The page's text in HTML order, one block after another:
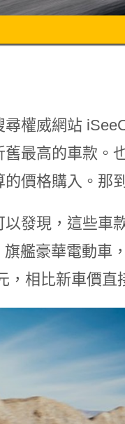
尋權威網站
舊最高的車款。
的價格購入。那
以發現，這些車
旗艦豪華電動車
，相比新車價直